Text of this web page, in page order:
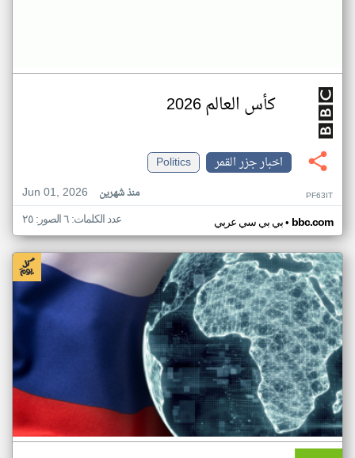
كأس العالم 2026
اخبار جزر القمر
Politics
Jun 01, 2026
منذ شهرين PF63IT
بي بي سي عربي• bbc.com عدد الكلمات: ٦ الصور: ٢٥